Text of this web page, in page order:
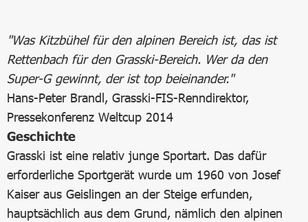
"Was Kitzbühel für den alpinen Bereich ist, das ist
Rettenbach für den Grasski-Bereich. Wer da den
Super-G gewinnt, der ist top beieinander."
Hans-Peter Brandl, Grasski-FIS-Renndirektor,
Pressekonferenz Weltcup 2014
Geschichte
Grasski ist eine relativ junge Sportart. Das dafür
erforderliche Sportgerät wurde um 1960 von Josef
Kaiser aus Geislingen an der Steige erfunden,
hauptsächlich aus dem Grund, nämlich den alpinen